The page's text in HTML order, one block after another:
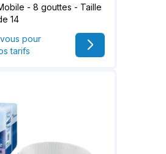
- 8 gouttes - Taille
14
pour
tarifs